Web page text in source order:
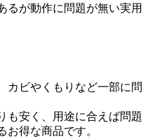
るが動作に問題が無い実用
カビやくもりなど一部に問
も安く、用途に合えば問題
お得な商品です。